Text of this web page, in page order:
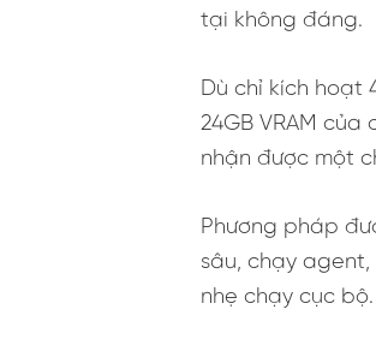
tại không đáng.
Dù chỉ kích hoạt
24GB VRAM
nhận được một
Phương pháp
sâu, chạy
nhẹ chạy cục